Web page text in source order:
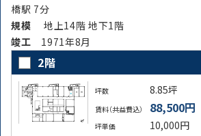
橋駅 7分
規模
地上14階 地下1階
竣⼯ 1971年8月
2階
坪数 8.85坪
賃料（共益費込） 88,500円
坪単価 10,000円